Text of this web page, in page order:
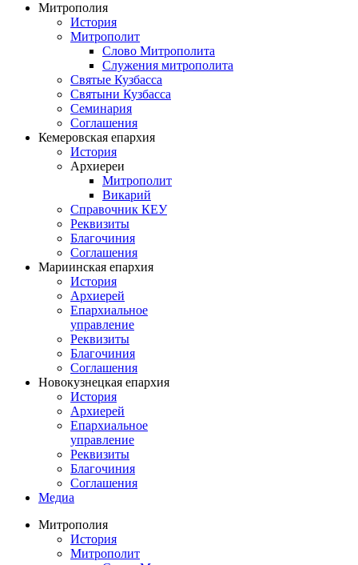
Митрополия
История
Митрополит
Слово Митрополита
Служения митрополита
Святые Кузбасса
Святыни Кузбасса
Семинария
Соглашения
Кемеровская епархия
История
Архиереи
Митрополит
Викарий
Справочник КЕУ
Реквизиты
Благочиния
Соглашения
Мариинская епархия
История
Архиерей
Епархиальное
управление
Реквизиты
Благочиния
Соглашения
Новокузнецкая епархия
История
Архиерей
Епархиальное
управление
Реквизиты
Благочиния
Соглашения
Медиа
Митрополия
История
Митрополит